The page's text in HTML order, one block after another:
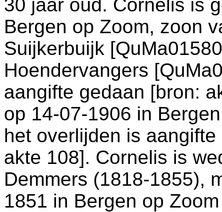
30 jaar oud. Cornelis is
Bergen op Zoom, zoon
Suijkerbuijk
Hoendervangers
aangifte gedaan [bron:
op 14-07-1906 in
het overlijden is
akte 108]. Cornelis is
Demmers (1818-1855),
1851 in Bergen op Zoom